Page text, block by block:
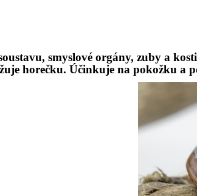
, smyslové orgány, zuby a
horečku. Účinkuje na pokožku a